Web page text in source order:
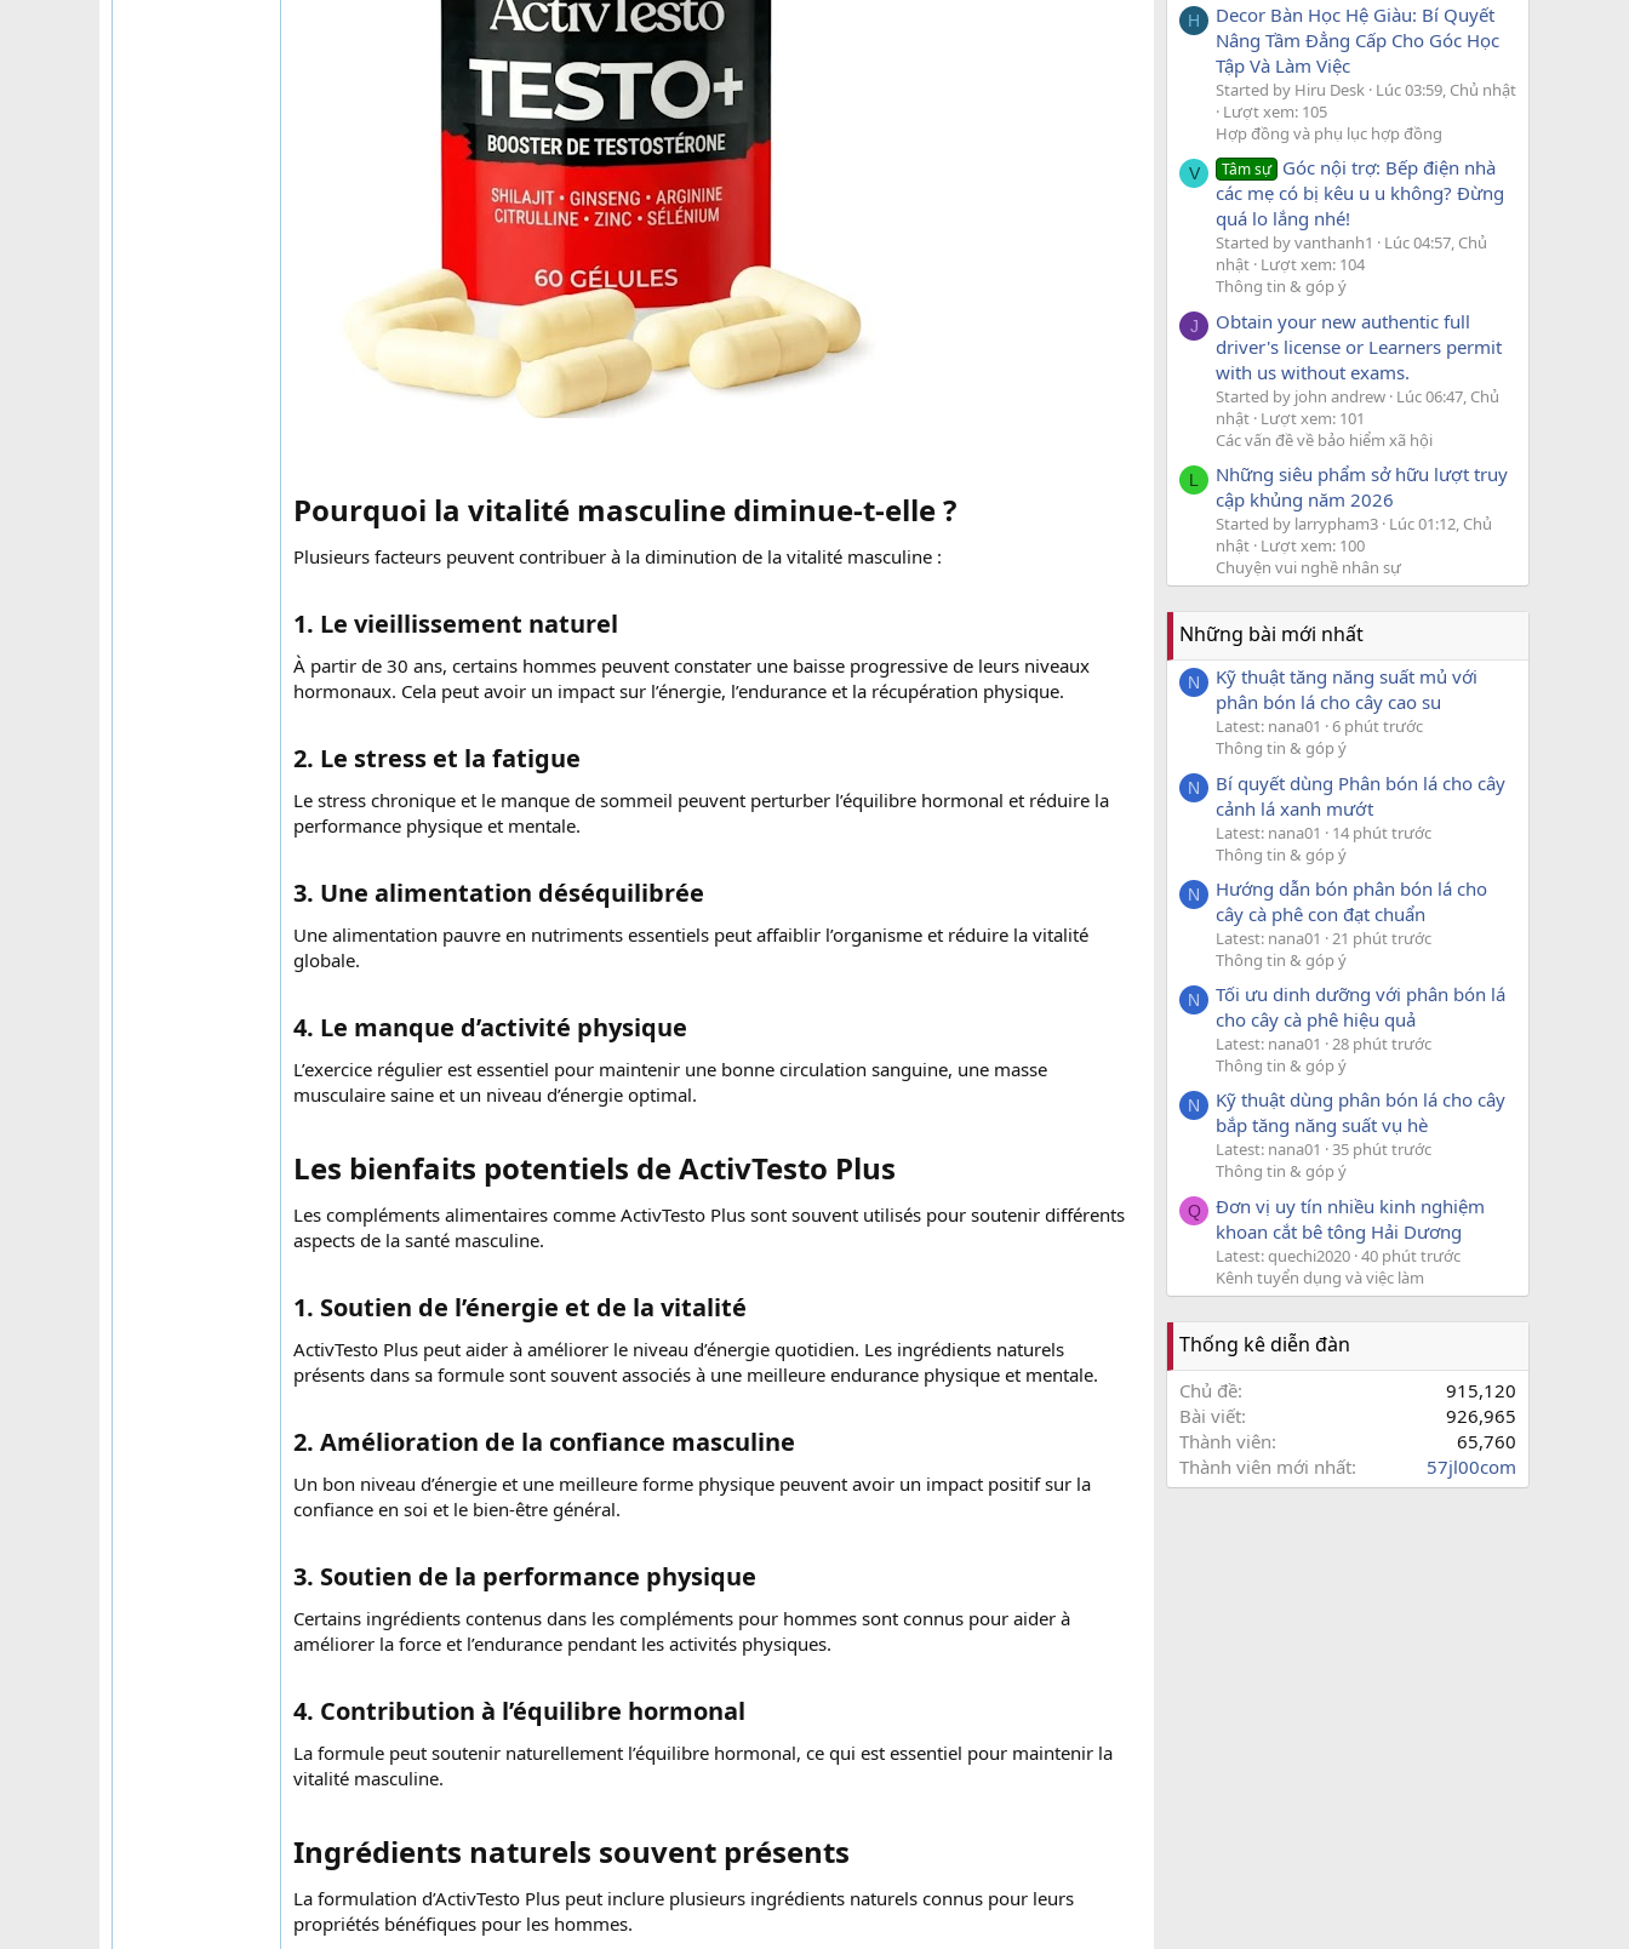
Pourquoi la vitalité masculine diminue-t-elle ?​
Plusieurs facteurs peuvent contribuer à la diminution de la vitalité masculine :
1. Le vieillissement naturel​
À partir de 30 ans, certains hommes peuvent constater une baisse progressive de leurs niveaux
hormonaux. Cela peut avoir un impact sur l’énergie, l’endurance et la récupération physique.
2. Le stress et la fatigue​
Le stress chronique et le manque de sommeil peuvent perturber l’équilibre hormonal et réduire la
performance physique et mentale.
3. Une alimentation déséquilibrée​
Une alimentation pauvre en nutriments essentiels peut affaiblir l’organisme et réduire la vitalité
globale.
4. Le manque d’activité physique​
L’exercice régulier est essentiel pour maintenir une bonne circulation sanguine, une masse
musculaire saine et un niveau d’énergie optimal.
Les bienfaits potentiels de ActivTesto Plus​
Les compléments alimentaires comme ActivTesto Plus sont souvent utilisés pour soutenir différents
aspects de la santé masculine.
1. Soutien de l’énergie et de la vitalité​
ActivTesto Plus peut aider à améliorer le niveau d’énergie quotidien. Les ingrédients naturels
présents dans sa formule sont souvent associés à une meilleure endurance physique et mentale.
2. Amélioration de la confiance masculine​
Un bon niveau d’énergie et une meilleure forme physique peuvent avoir un impact positif sur la
confiance en soi et le bien-être général.
3. Soutien de la performance physique​
Certains ingrédients contenus dans les compléments pour hommes sont connus pour aider à
améliorer la force et l’endurance pendant les activités physiques.
4. Contribution à l’équilibre hormonal​
La formule peut soutenir naturellement l’équilibre hormonal, ce qui est essentiel pour maintenir la
vitalité masculine.
Ingrédients naturels souvent présents​
La formulation d’ActivTesto Plus peut inclure plusieurs ingrédients naturels connus pour leurs
propriétés bénéfiques pour les hommes.
H
Decor Bàn Học Hệ Giàu: Bí Quyết
Nâng Tầm Đẳng Cấp Cho Góc Học
Tập Và Làm Việc
Started by Hiru Desk Lúc 03:59, Chủ nhật
Lượt xem: 105
Hợp đồng và phụ lục hợp đồng
V Tâm sự Góc nội trợ: Bếp điện nhà
các mẹ có bị kêu u u không? Đừng
quá lo lắng nhé!
Started by vanthanh1
Lúc 04:57, Chủ
nhật Lượt xem: 104
Thông tin & góp ý
J
Obtain your new authentic full
driver's license or Learners permit
with us without exams.
Started by john andrew Lúc 06:47, Chủ
nhật Lượt xem: 101
Các vấn đề về bảo hiểm xã hội
L
Những siêu phẩm sở hữu lượt truy
cập khủng năm 2026
Started by larrypham3 Lúc 01:12, Chủ
nhật Lượt xem: 100
Chuyện vui nghề nhân sự
Những bài mới nhất
N
Kỹ thuật tăng năng suất mủ với
phân bón lá cho cây cao su
Latest: nana01
6 phút trước
Thông tin & góp ý
N
Bí quyết dùng Phân bón lá cho cây
cảnh lá xanh mướt
Latest: nana01
14 phút trước
Thông tin & góp ý
N
Hướng dẫn bón phân bón lá cho
cây cà phê con đạt chuẩn
Latest: nana01
21 phút trước
Thông tin & góp ý
N
Tối ưu dinh dưỡng với phân bón lá
cho cây cà phê hiệu quả
Latest: nana01
28 phút trước
Thông tin & góp ý
N
Kỹ thuật dùng phân bón lá cho cây
bắp tăng năng suất vụ hè
Latest: nana01
35 phút trước
Thông tin & góp ý
Q
Đơn vị uy tín nhiều kinh nghiệm
khoan cắt bê tông Hải Dương
Latest: quechi2020 40 phút trước
Kênh tuyển dụng và việc làm
Thống kê diễn đàn
Chủ đề
915,120
Bài viết
926,965
Thành viên
65,760
Thành viên mới nhất
57jl00com